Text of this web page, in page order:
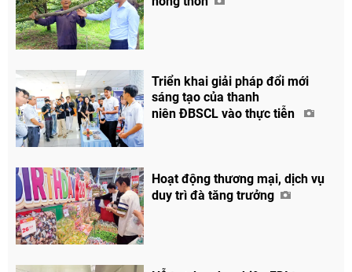
Triển khai giải pháp đổi mới
sáng tạo của thanh
niên ĐBSCL vào thực tiễn
Hoạt động thương mại, dịch vụ
duy trì đà tăng trưởng